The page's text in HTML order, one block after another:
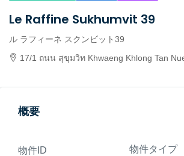
Le Raffine Sukhumvit 39
ル ラフィーネ スクンビット39
17/1 ถนน สุขุมวิท Khwaeng Khlong Tan Nuea, Watthana, Krung Thep
概要
物件ID
物件タイプ